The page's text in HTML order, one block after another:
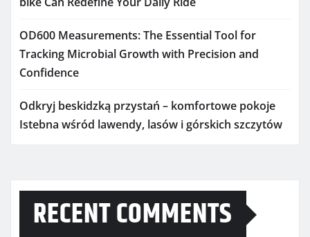
OD600 Measurements: The Essential Tool for
Tracking Microbial Growth with Precision and
Confidence
Odkryj beskidzką przystań – komfortowe pokoje
Istebna wśród lawendy, lasów i górskich szczytów
RECENT COMMENTS